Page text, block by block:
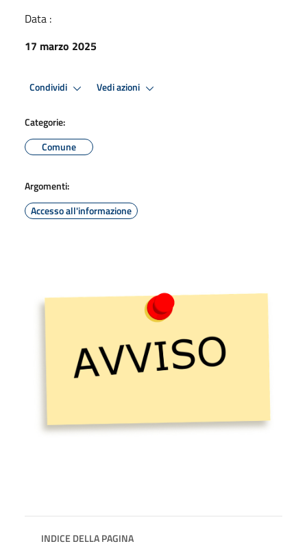
Data :
17 marzo 2025
Condividi Vedi azioni
Categorie:
Comune
Argomenti:
Accesso all'informazione
INDICE DELLA PAGINA